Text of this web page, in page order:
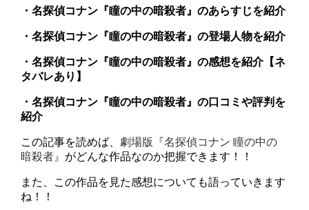
・名探偵コナン『瞳の中の暗殺者』のあらすじを紹介
・名探偵コナン『瞳の中の暗殺者』の登場人物を紹介
・名探偵コナン『瞳の中の暗殺者』の感想を紹介【ネ
タバレあり】
・名探偵コナン『瞳の中の暗殺者』の口コミや評判を
紹介
この記事を読めば、 劇場版『名探偵コナン 瞳の中の
暗殺者』 がどんな作品なのか把握できます！！
また、この作品を見た感想についても語っていきます
ね！！